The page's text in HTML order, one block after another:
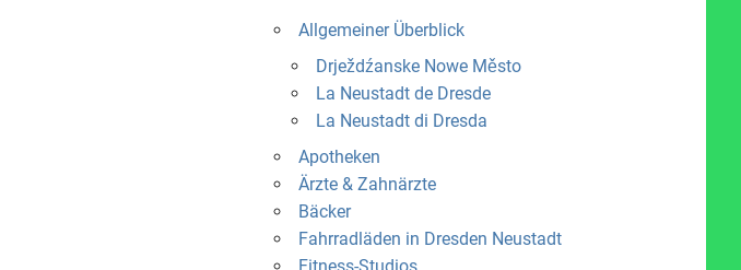
Allgemeiner Überblick
Drježdźanske Nowe Město
La Neustadt de Dresde
La Neustadt di Dresda
Apotheken
Ärzte & Zahnärzte
Bäcker
Fahrradläden in Dresden Neustadt
Fitness-Studios